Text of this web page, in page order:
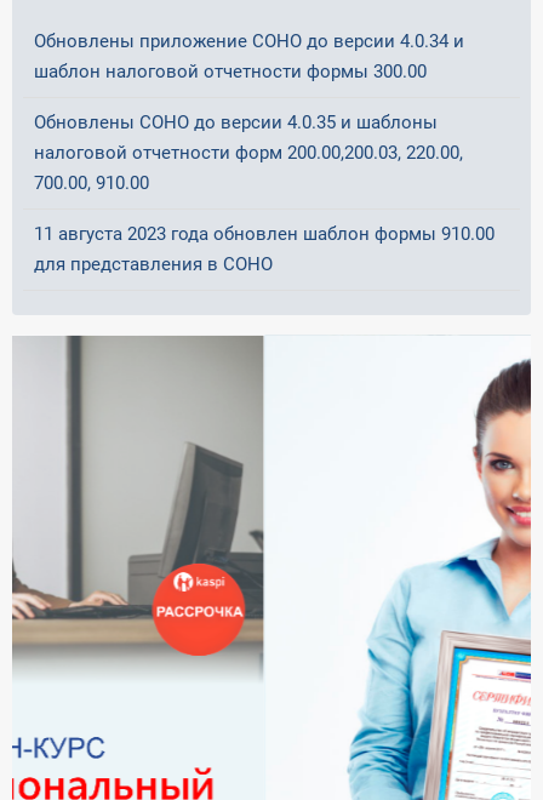
Обновлены приложение СОНО до версии 4.0.34 и
шаблон налоговой отчетности формы 300.00
Обновлены СОНО до версии 4.0.35 и шаблоны
налоговой отчетности форм 200.00,200.03, 220.00,
700.00, 910.00
11 августа 2023 года обновлен шаблон формы 910.00
для представления в СОНО